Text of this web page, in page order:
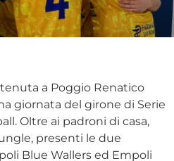
a Poggio Renatico
giornata del girone di Serie
Oltre ai padroni di casa,
presenti le due
Blue Wallers ed Empoli